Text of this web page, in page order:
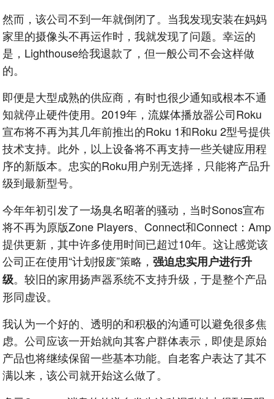
然而，该公司不到一年就倒闭了。当我发现安装在妈妈
家里的摄像头不再运作时，我就发现了问题。幸运的
是，Lighthouse给我退款了，但一般公司不会这样做
的。
即便是大型成熟的供应商，有时也很少通知或根本不通
知就停止硬件使用。2019年，流媒体播放器公司Roku
宣布将不再为其几年前推出的Roku 1和Roku 2型号提供
技术支持。此外，以上设备将不再支持一些关键应用程
序的新版本。忠实的Roku用户别无选择，只能将产品升
级到最新型号。
今年年初引发了一场臭名昭著的骚动，当时Sonos宣布
将不再为原版Zone Players、Connect和Connect：Amp
提供更新，其中许多使用时间已超过10年。这让感觉该
公司正在使用“计划报废”策略，强迫忠实用户进行升
级。较旧的家用扬声器系统不支持升级，于是整个产品
形同虚设。
我认为一个好的、透明的和积极的沟通可以避免很多焦
虑。公司应该一开始就向其客户群体表示，即使是原始
产品也将继续保留一些基本功能。自老客户表达了其不
满以来，该公司就开始这么做了。